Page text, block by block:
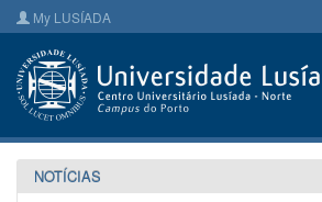
My LUSÍADA
NOTÍCIAS